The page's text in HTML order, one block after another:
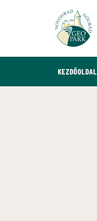
KEZDŐOLDAL